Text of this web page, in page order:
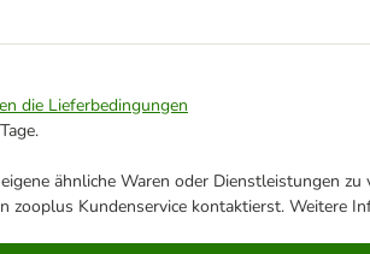
die Lieferbedingungen
ähnliche Waren oder Dienstleistungen
Kundenservice kontaktierst. Weitere